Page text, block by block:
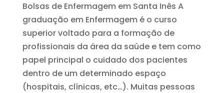
Bolsas de Enfermagem em Santa Inês A
graduação em Enfermagem é o curso
superior voltado para a formação de
profissionais da área da saúde e tem como
papel principal o cuidado dos pacientes
dentro de um determinado espaço
(hospitais, clínicas, etc…). Muitas pessoas